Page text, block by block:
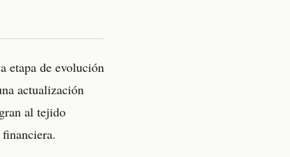
etapa de evolución
actualización
al tejido